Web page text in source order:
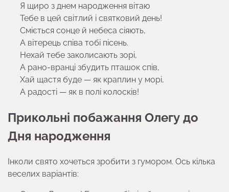
Я щиро з днем народження вітаю
Тебе в цей світлий і святковий день!
Сміється сонце й небеса сіяють,
А вітерець співа тобі пісень.
Нехай тебе заколисають зорі,
А рано-вранці збудить пташок спів,
Хай щастя буде — як краплин у морі,
А радості — як в полі колосків!
Прикольні побажання Олегу до
Дня народження
Інколи свято хочеться зробити з гумором. Ось кілька
веселих варіантів: